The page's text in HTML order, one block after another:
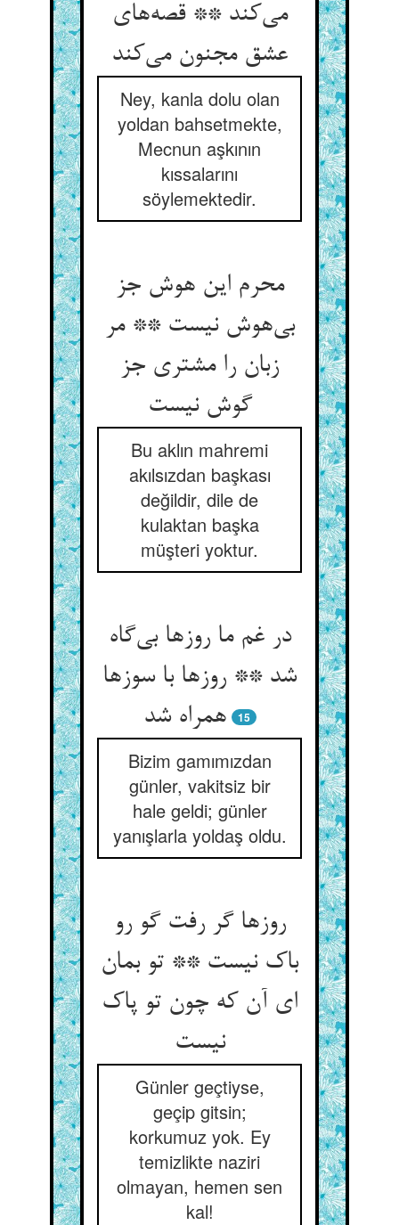
می‌‌کند ** قصه‌‌های
عشق مجنون می‌‌کند
Ney, kanla dolu olan
yoldan bahsetmekte,
Mecnun aşkının
kıssalarını
söylemektedir.
محرم این هوش جز
بی‌‌هوش نیست ** مر
زبان را مشتری جز
گوش نیست‌‌
Bu aklın mahremi
akılsızdan başkası
değildir, dile de
kulaktan başka
müşteri yoktur.
در غم ما روزها بی‌‌گاه
شد ** روزها با سوزها
همراه شد
15
Bizim gamımızdan
günler, vakitsiz bir
hale geldi; günler
yanışlarla yoldaş oldu.
روزها گر رفت گو رو
باک نیست ** تو بمان
ای آن که چون تو پاک
نیست‌‌
Günler geçtiyse,
geçip gitsin;
korkumuz yok. Ey
temizlikte naziri
olmayan, hemen sen
kal!